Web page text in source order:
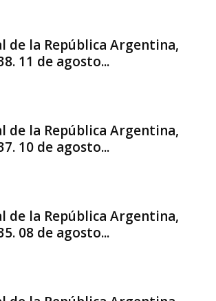
de la República Argentina,
11 de agosto...
de la República Argentina,
10 de agosto...
de la República Argentina,
08 de agosto...